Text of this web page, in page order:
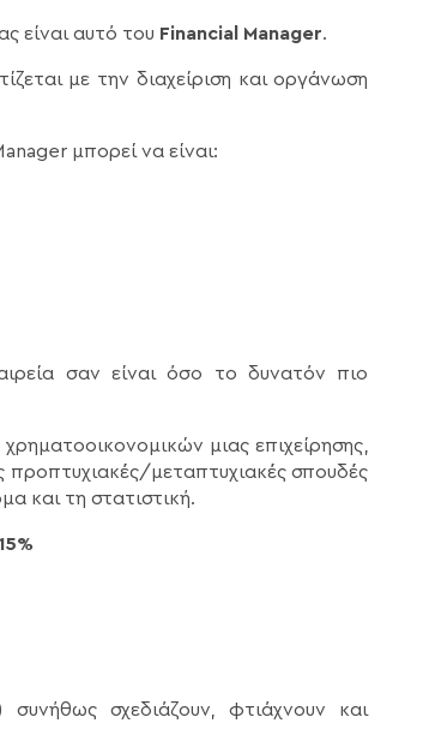
είναι αυτό του Financial Manager.
με την διαχείριση και οργάνωση
μπορεί να είναι:
σαν είναι όσο το δυνατόν πιο
μιας επιχείρησης,
προπτυχιακές/μεταπτυχιακές σπουδές
και τη στατιστική.
συνήθως σχεδιάζουν, φτιάχνουν και